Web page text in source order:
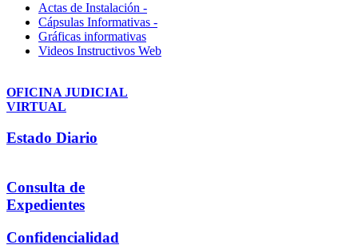
Actas de Instalación -
Cápsulas Informativas -
Gráficas informativas
Videos Instructivos Web
OFICINA JUDICIAL
VIRTUAL
Estado Diario
Consulta de
Expedientes
Confidencialidad